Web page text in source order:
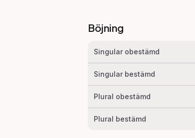
Böjning
Singular obestämd
Singular bestämd
Plural obestämd
Plural bestämd